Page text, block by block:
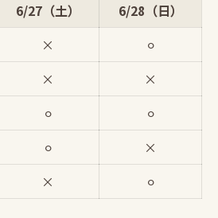
6/27（土）
6/28（日）
×
⚪︎
×
×
⚪︎
⚪︎
⚪︎
×
× ⚪︎